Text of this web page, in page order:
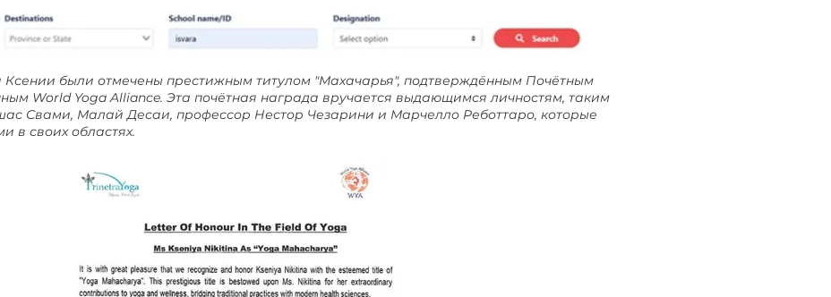
Ксении были отмечены престижным титулом "Махачарья", подтверждённым Почётным
World Yoga Alliance. Эта почётная награда вручается выдающимся личностям, таким
Свами, Малай Десаи, профессор Нестор Чезарини и Марчелло Реботтаро, которые
в своих областях.